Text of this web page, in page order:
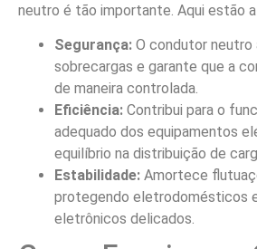
neutro é tão importante. Aqui estão
Segurança: O condutor neutro
sobrecargas e garante que a
de maneira controlada.
Eficiência: Contribui para o
adequado dos equipamentos
equilíbrio na distribuição de
Estabilidade: Amortece
protegendo eletrodomésticos
eletrônicos delicados.